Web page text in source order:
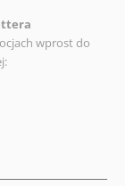
wprost do